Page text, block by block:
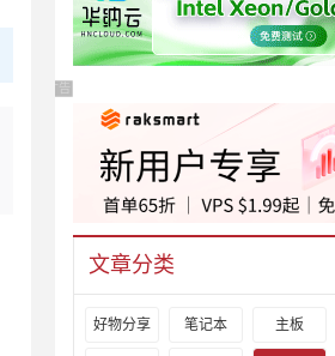
广告 商业广告，理性选择
文章分类
好物分享 笔记本 主板